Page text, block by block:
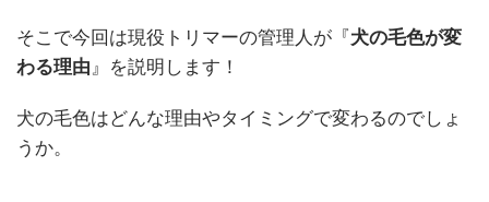
そこで今回は現役トリマーの管理人が『 犬の毛色が変
わる理由』を説明します！
犬の毛色はどんな理由やタイミングで変わるのでしょ
うか。